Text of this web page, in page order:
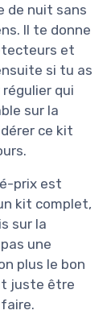
de nuit sans
Il te donne
et
si tu as
régulier qui
sur la
ce kit
prix est
kit complet,
sur la
une
plus le bon
juste être